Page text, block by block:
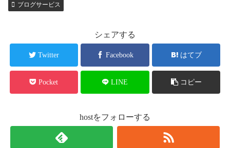
ブログサービス
シェアする
Twitter Facebook はてブ
Pocket LINE コピー
hostをフォローする